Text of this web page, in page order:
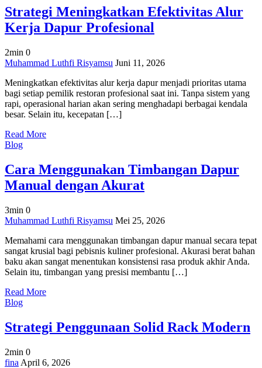
Strategi Meningkatkan Efektivitas Alur
Kerja Dapur Profesional
2min 0
on
Meningkatkan
Efektivitas
Alur
Kerja
Profesional
Muhammad Luthfi Risyamsu Juni 11, 2026
Meningkatkan efektivitas alur kerja dapur menjadi prioritas utama
bagi setiap pemilik restoran profesional saat ini. Tanpa sistem yang
rapi, operasional harian akan sering menghadapi berbagai kendala
besar. Selain itu, kecepatan […]
Read More
Blog
Cara Menggunakan Timbangan Dapur
Manual dengan Akurat
3min 0
on
Menggunakan
Timbangan
Dapur
Manual
Akurat
Muhammad Luthfi Risyamsu Mei 25, 2026
Memahami cara menggunakan timbangan dapur manual secara tepat
sangat krusial bagi pebisnis kuliner profesional. Akurasi berat bahan
baku akan sangat menentukan konsistensi rasa produk akhir Anda.
Selain itu, timbangan yang presisi membantu […]
Read More
Blog
Strategi Penggunaan Solid Rack Modern
2min 0
on
fina April 6, 2026